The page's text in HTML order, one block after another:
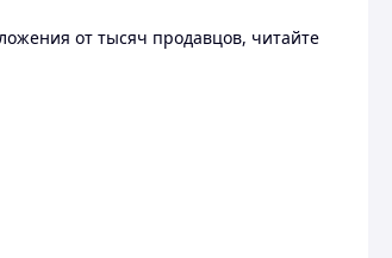
от тысяч продавцов, читайте